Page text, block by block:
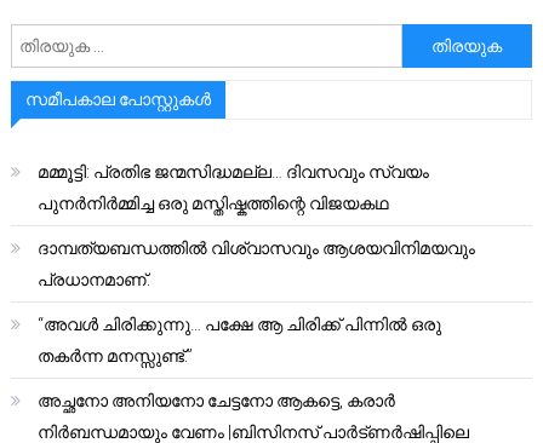
അനേഷിക്കുക
സമീപകാല പോസ്റ്റുകൾ
മമ്മൂട്ടി: പ്രതിഭ ജന്മസിദ്ധമല്ല… ദിവസവും സ്വയം
പുനർനിർമ്മിച്ച ഒരു മസ്തിഷ്കത്തിന്റെ വിജയകഥ
ദാമ്പത്യബന്ധത്തിൽ വിശ്വാസവും ആശയവിനിമയവും
പ്രധാനമാണ്.
“അവൾ ചിരിക്കുന്നു… പക്ഷേ ആ ചിരിക്ക് പിന്നിൽ ഒരു
തകർന്ന മനസ്സുണ്ട്.”
അച്ഛനോ അനിയനോ ചേട്ടനോ ആകട്ടെ, കരാർ
നിർബന്ധമായും വേണം |ബിസിനസ് പാർട്ണർഷിപ്പിലെ